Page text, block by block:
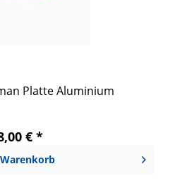
Platte Aluminium
€ *
Warenkorb